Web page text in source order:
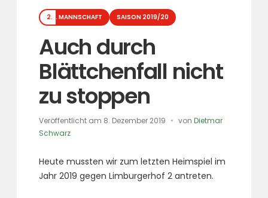
Sieg“
Kategorien
2. MANNSCHAFT SAISON 2019/20
Auch durch
Blättchenfall nicht
zu stoppen
Veröffentlicht am 8. Dezember 2019 vonDietmar
Schwarz
Heute mussten wir zum letzten Heimspiel im
Jahr 2019 gegen Limburgerhof 2 antreten.